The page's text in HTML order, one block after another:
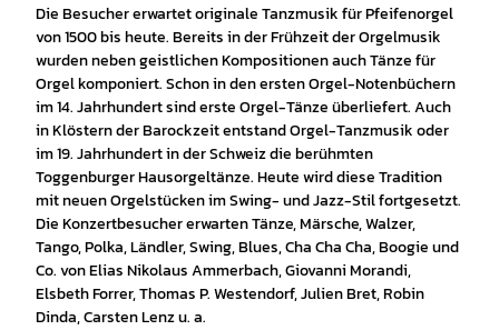
Die Besucher erwartet originale Tanzmusik für Pfeifenorgel
von 1500 bis heute. Bereits in der Frühzeit der Orgelmusik
wurden neben geistlichen Kompositionen auch Tänze für
Orgel komponiert. Schon in den ersten Orgel-Notenbüchern
im 14. Jahrhundert sind erste Orgel-Tänze überliefert. Auch
in Klöstern der Barockzeit entstand Orgel-Tanzmusik oder
im 19. Jahrhundert in der Schweiz die berühmten
Toggenburger Hausorgeltänze. Heute wird diese Tradition
mit neuen Orgelstücken im Swing- und Jazz-Stil fortgesetzt.
Die Konzertbesucher erwarten Tänze, Märsche, Walzer,
Tango, Polka, Ländler, Swing, Blues, Cha Cha Cha, Boogie und
Co. von Elias Nikolaus Ammerbach, Giovanni Morandi,
Elsbeth Forrer, Thomas P. Westendorf, Julien Bret, Robin
Dinda, Carsten Lenz u. a.